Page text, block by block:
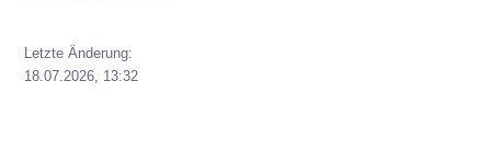
Letzte Änderung:
18.07.2026, 13:32